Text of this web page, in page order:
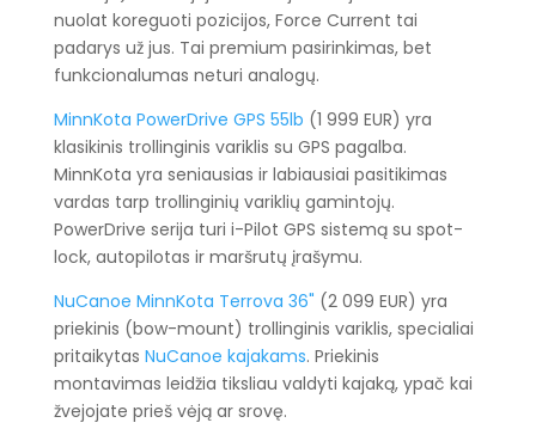
nuolat koreguoti pozicijos, Force Current tai
padarys už jus. Tai premium pasirinkimas, bet
funkcionalumas neturi analogų.
MinnKota PowerDrive GPS 55lb (1 999 EUR) yra
klasikinis trollinginis variklis su GPS pagalba.
MinnKota yra seniausias ir labiausiai pasitikimas
vardas tarp trollinginių variklių gamintojų.
PowerDrive serija turi i-Pilot GPS sistemą su spot-
lock, autopilotas ir maršrutų įrašymu.
NuCanoe MinnKota Terrova 36" (2 099 EUR) yra
priekinis (bow-mount) trollinginis variklis, specialiai
pritaikytas NuCanoe kajakams. Priekinis
montavimas leidžia tiksliau valdyti kajaką, ypač kai
žvejojate prieš vėją ar srovę.